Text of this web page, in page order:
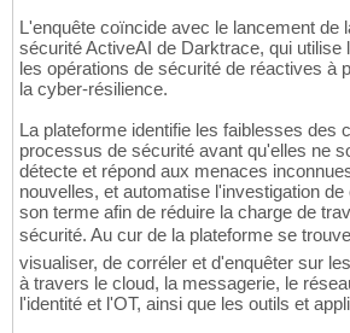
L'enquête coïncide avec le lancement de
sécurité ActiveAI de Darktrace, qui utilise
les opérations de sécurité de réactives à
la cyber-résilience.
La plateforme identifie les faiblesses des
processus de sécurité avant qu'elles ne
détecte et répond aux menaces
nouvelles, et automatise l'investigation
son terme afin de réduire la charge de
sécurité. Au cur de la plateforme se
visualiser, de corréler et d'enquêter sur
à travers le cloud, la messagerie, le
l'identité et l'OT, ainsi que les outils et